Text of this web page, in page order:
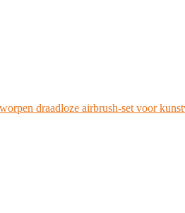
draadloze airbrush-set voor